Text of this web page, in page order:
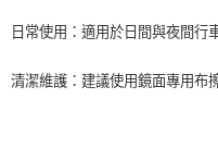
日常使用：適用於日間與夜間行
清潔維護：建議使用鏡面專用布